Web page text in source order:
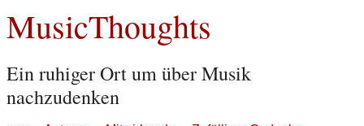
MusicThoughts
Ein ruhiger Ort um über Musik
nachzudenken